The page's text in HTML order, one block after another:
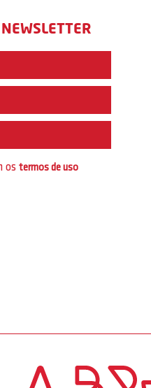
ostermos de uso